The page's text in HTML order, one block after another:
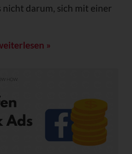
nicht darum, sich mit einer
»